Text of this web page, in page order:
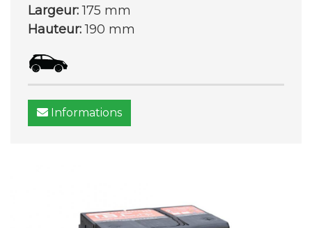
Largeur:175 mm
Hauteur:190 mm
Informations